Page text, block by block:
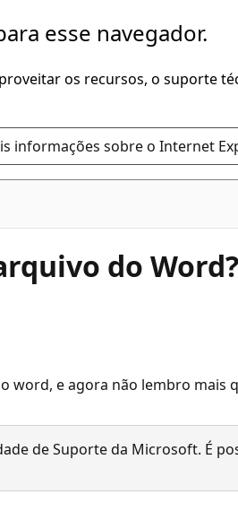
esse navegador.
os recursos, o suporte
informações sobre o Internet
do Word?
e agora não lembro mais
de Suporte da Microsoft. É